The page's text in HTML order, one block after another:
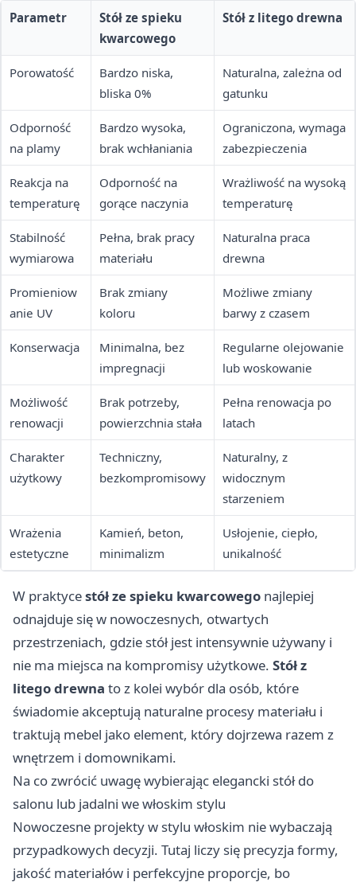
Parametr
Stół ze spieku
kwarcowego
Stół z litego drewna
Porowatość
Bardzo niska,
bliska 0%
Naturalna, zależna od
gatunku
Odporność
na plamy
Bardzo wysoka,
brak wchłaniania
Ograniczona, wymaga
zabezpieczenia
Reakcja na
temperaturę
Odporność na
gorące naczynia
Wrażliwość na wysoką
temperaturę
Stabilność
wymiarowa
Pełna, brak pracy
materiału
Naturalna praca
drewna
Promieniow
anie UV
Brak zmiany
koloru
Możliwe zmiany
barwy z czasem
Konserwacja
Minimalna, bez
impregnacji
Regularne olejowanie
lub woskowanie
Możliwość
renowacji
Brak potrzeby,
powierzchnia stała
Pełna renowacja po
latach
Charakter
użytkowy
Techniczny,
bezkompromisowy
Naturalny, z
widocznym
starzeniem
Wrażenia
estetyczne
Kamień, beton,
minimalizm
Usłojenie, ciepło,
unikalność
W praktycestół ze spieku kwarcowego najlepiej
odnajduje się w nowoczesnych, otwartych
przestrzeniach, gdzie stół jest intensywnie używany i
nie ma miejsca na kompromisy użytkowe. Stół z
litego drewna to z kolei wybór dla osób, które
świadomie akceptują naturalne procesy materiału i
traktują mebel jako element, który dojrzewa razem z
wnętrzem i domownikami.
Na co zwrócić uwagę wybierając elegancki stół do
salonu lub jadalni we włoskim stylu
Nowoczesne projekty w stylu włoskim nie wybaczają
przypadkowych decyzji. Tutaj liczy się precyzja formy,
jakość materiałów i perfekcyjne proporcje, bo